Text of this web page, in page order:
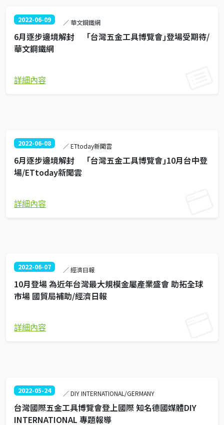
2022-06-09 ／ 華文鋼鐵網
6月逐步邊境解封 「台灣五金工具博覽會｣登場受期待/
華文鋼鐵網
詳細內容
2022-06-08 ／ ETtoday新聞雲
6月逐步邊境解封 「台灣五金工具博覽會｣10月台中登
場/ETtoday新聞雲
詳細內容
2022-06-07 ／ 經濟日報
10月登場 為近年台灣最大規模金屬產業盛會 助拓全球
市場 國貿局補助/經濟日報
詳細內容
2022-05-24 ／ DIY INTERNATIONAL/GERMANY
台灣國際五金工具博覽會登上國際 知名德國媒體DIY
INTERNATIONAL 專題報導